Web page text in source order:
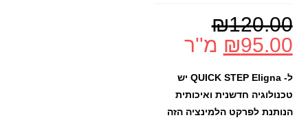
₪120.00
₪95.00 מ''ר
ל- QUICK STEP Eligna יש
טכנולוגיה חדשנית ואיכותית
הנותנת לפרקט הלמינציה הזה